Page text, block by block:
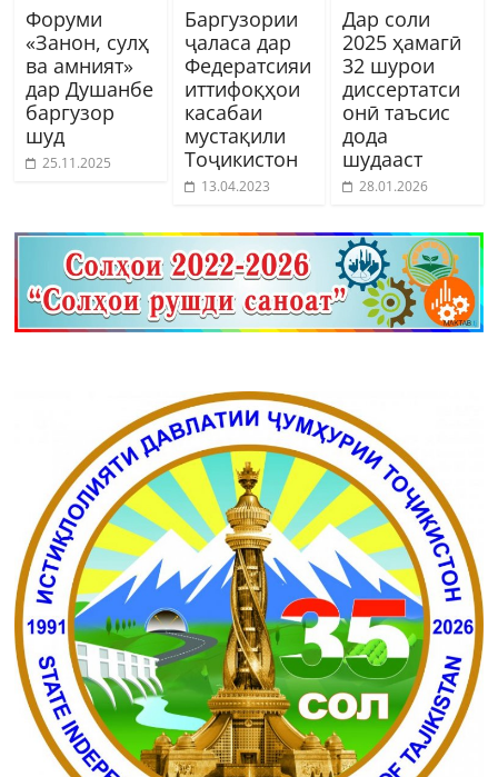
Форуми
«Занон, сулҳ
ва амният»
дар Душанбе
баргузор
шуд
25.11.2025
Баргузории
ҷаласа дар
Федератсияи
иттифоқҳои
касабаи
мустақили
Тоҷикистон
13.04.2023
Дар соли
2025 ҳамагӣ
32 шурои
диссертатси
онӣ таъсис
дода
шудааст
28.01.2026